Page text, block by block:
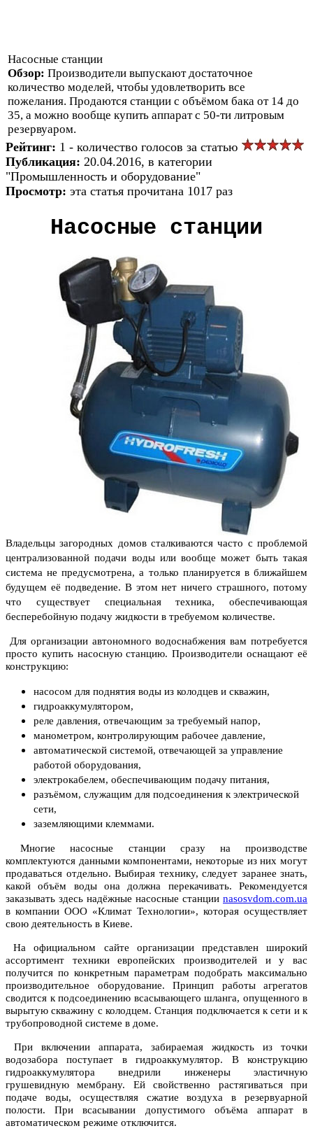
Насосные станции
Обзор: Производители выпускают достаточное
количество моделей, чтобы удовлетворить все
пожелания. Продаются станции с объёмом бака от 14 до
35, а можно вообще купить аппарат с 50-ти литровым
резервуаром.
Рейтинг: 1 - количество голосов за статью
Публикация: 20.04.2016, в категории
"Промышленность и оборудование"
Просмотр: эта статья прочитана 1017 раз
Насосные станции
Владельцы загородных домов сталкиваются часто с проблемой
централизованной подачи воды или вообще может быть такая
система не предусмотрена, а только планируется в ближайшем
будущем её подведение. В этом нет ничего страшного, потому
что существует специальная техника, обеспечивающая
бесперебойную подачу жидкости в требуемом количестве.
Для организации автономного водоснабжения вам потребуется
просто купить насосную станцию. Производители оснащают её
конструкцию:
насосом для поднятия воды из колодцев и скважин,
гидроаккумулятором,
реле давления, отвечающим за требуемый напор,
манометром, контролирующим рабочее давление,
автоматической системой, отвечающей за управление
работой оборудования,
электрокабелем, обеспечивающим подачу питания,
разъёмом, служащим для подсоединения к электрической
сети,
заземляющими клеммами.
Многие насосные станции сразу на производстве
комплектуются данными компонентами, некоторые из них могут
продаваться отдельно. Выбирая технику, следует заранее знать,
какой объём воды она должна перекачивать. Рекомендуется
заказывать здесь надёжные насосные станции nasosvdom.com.ua
в компании ООО «Климат Технологии», которая осуществляет
свою деятельность в Киеве.
На официальном сайте организации представлен широкий
ассортимент техники европейских производителей и у вас
получится по конкретным параметрам подобрать максимально
производительное оборудование. Принцип работы агрегатов
сводится к подсоединению всасывающего шланга, опущенного в
вырытую скважину с колодцем. Станция подключается к сети и к
трубопроводной системе в доме.
При включении аппарата, забираемая жидкость из точки
водозабора поступает в гидроаккумулятор. В конструкцию
гидроаккумулятора внедрили инженеры эластичную
грушевидную мембрану. Ей свойственно растягиваться при
подаче воды, осуществляя сжатие воздуха в резервуарной
полости. При всасывании допустимого объёма аппарат в
автоматическом режиме отключится.